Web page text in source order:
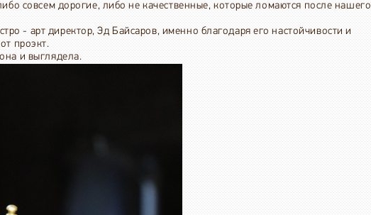
совсем дорогие, либо не качественные, которые ломаются после нашего
- арт директор, Эд Байсаров, именно благодаря его настойчивости и
проэкт.
и выглядела.